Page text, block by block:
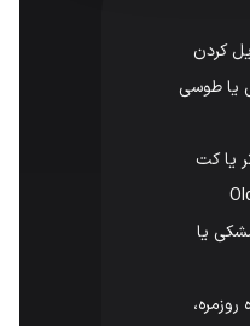
کردن
یا طوسی
یا کت
یا